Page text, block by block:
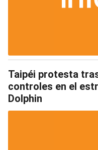
Taipéi protesta
controles en el
Dolphin